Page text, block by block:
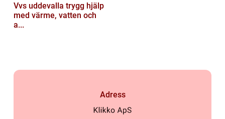
Vvs uddevalla trygg hjälp
med värme, vatten och
a...
Adress